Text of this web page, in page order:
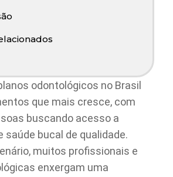
odontológicos no Brasil
que mais cresce, com
buscando acesso a
bucal de qualidade.
muitos profissionais e
enxergam uma